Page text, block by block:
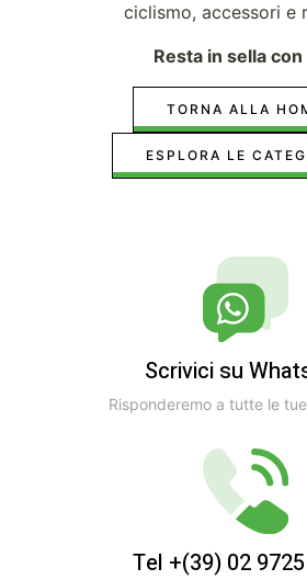
ciclismo, accessori e
Resta in sella con
TORNA ALLA
ESPLORA LE
Scrivici su
Risponderemo a tutte le
Tel +(39) 02